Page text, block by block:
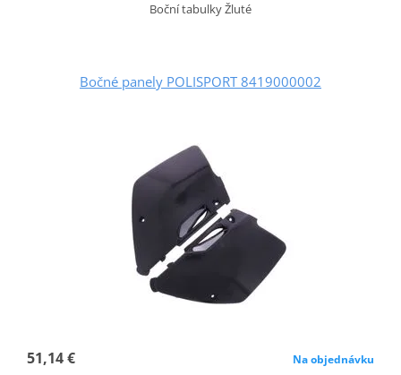
Boční tabulky Žluté
Bočné panely POLISPORT 8419000002
51,14 € Na objednávku